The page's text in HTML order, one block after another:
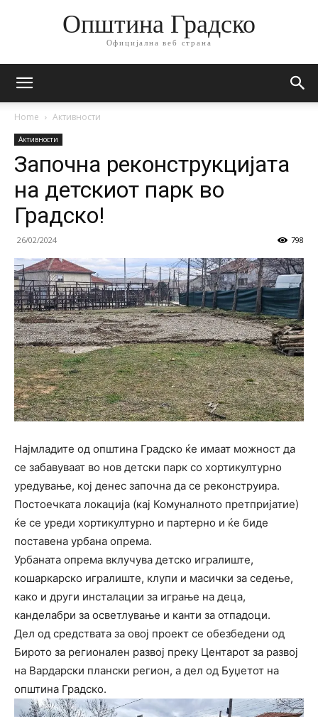
Општина Градско
Официјална веб страна
Home Активности
Активности
Започна реконструкцијата
на детскиот парк во
Градско!
26/02/2024 798
Најмладите од општина Градско ќе имаат можност да
се забавуваат во нов детски парк со хортикултурно
уредување, кој денес започна да се реконструира.
Постоечката локација (кај Комуналното претпријатие)
ќе се уреди хортикултурно и партерно и ќе биде
поставена урбана опрема.
Урбаната опрема вклучува детско игралиште,
кошаркарско игралиште, клупи и масички за седење,
како и други инсталации за играње на деца,
канделабри за осветлување и канти за отпадоци.
Дел од средствата за овој проект се обезбедени од
Бирото за регионален развој преку Центарот за развој
на Вардарски плански регион, а дел од Буџетот на
општина Градско.